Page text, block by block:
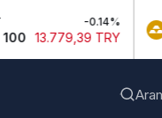
GR. ALTIN
Gram Altın